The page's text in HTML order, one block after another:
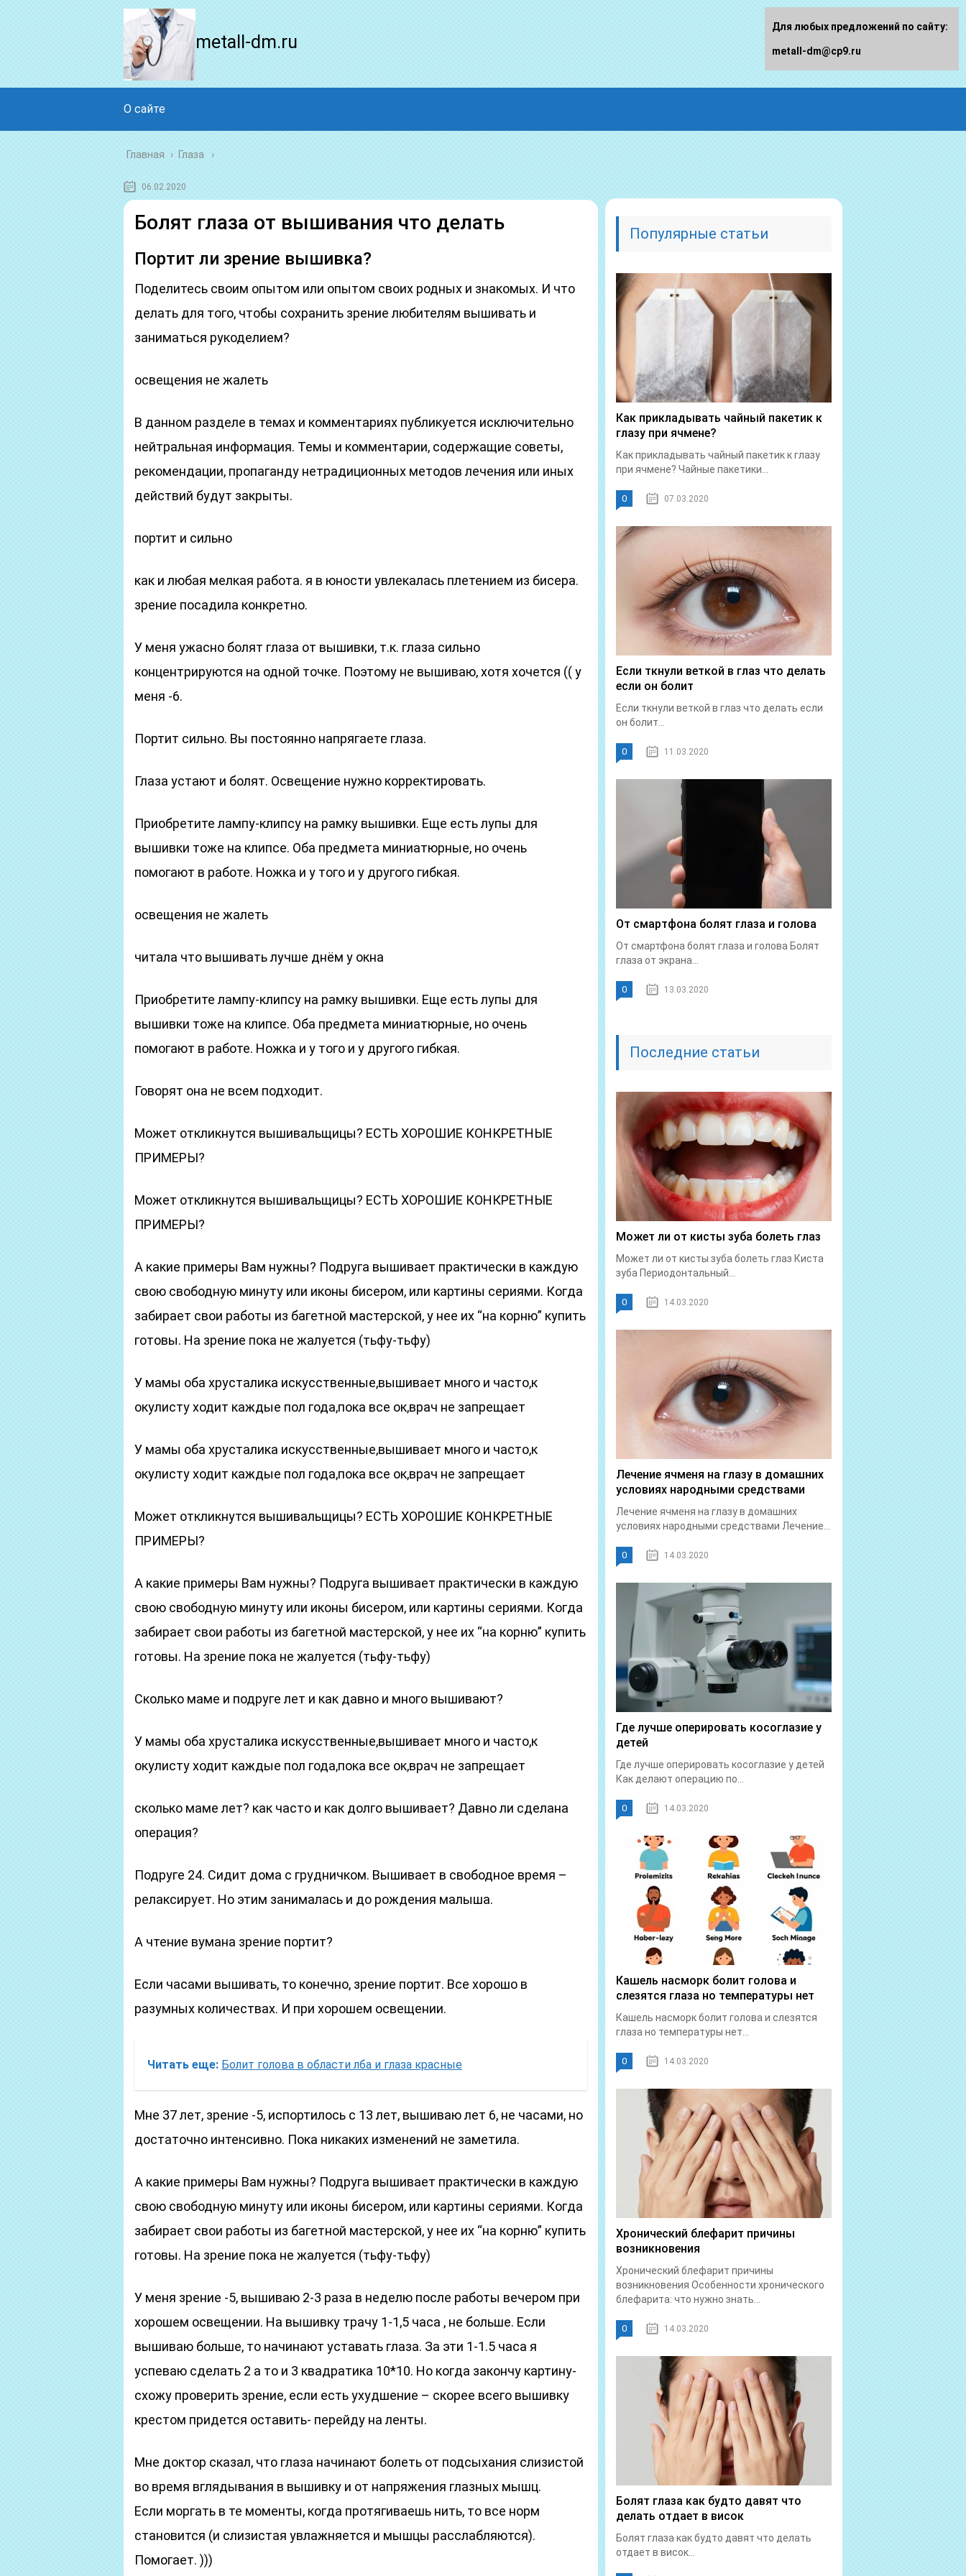
metall-dm.ru
О сайте
Главная › Глаза
06.02.2020
Болят глаза от вышивания что делать
Портит ли зрение вышивка?
Поделитесь своим опытом или опытом своих родных и знакомых. И что
делать для того, чтобы сохранить зрение любителям вышивать и
заниматься рукоделием?
освещения не жалеть
В данном разделе в темах и комментариях публикуется исключительно
нейтральная информация. Темы и комментарии, содержащие советы,
рекомендации, пропаганду нетрадиционных методов лечения или иных
действий будут закрыты.
портит и сильно
как и любая мелкая работа. я в юности увлекалась плетением из бисера.
зрение посадила конкретно.
У меня ужасно болят глаза от вышивки, т.к. глаза сильно
концентрируются на одной точке. Поэтому не вышиваю, хотя хочется (( у
меня -6.
Портит сильно. Вы постоянно напрягаете глаза.
Глаза устают и болят. Освещение нужно корректировать.
Приобретите лампу-клипсу на рамку вышивки. Еще есть лупы для
вышивки тоже на клипсе. Оба предмета миниатюрные, но очень
помогают в работе. Ножка и у того и у другого гибкая.
освещения не жалеть
читала что вышивать лучше днём у окна
Приобретите лампу-клипсу на рамку вышивки. Еще есть лупы для
вышивки тоже на клипсе. Оба предмета миниатюрные, но очень
помогают в работе. Ножка и у того и у другого гибкая.
Говорят она не всем подходит.
Может откликнутся вышивальщицы? ЕСТЬ ХОРОШИЕ КОНКРЕТНЫЕ
ПРИМЕРЫ?
Может откликнутся вышивальщицы? ЕСТЬ ХОРОШИЕ КОНКРЕТНЫЕ
ПРИМЕРЫ?
А какие примеры Вам нужны? Подруга вышивает практически в каждую
свою свободную минуту или иконы бисером, или картины сериями. Когда
забирает свои работы из багетной мастерской, у нее их “на корню” купить
готовы. На зрение пока не жалуется (тьфу-тьфу)
У мамы оба хрусталика искусственные,вышивает много и часто,к
окулисту ходит каждые пол года,пока все ок,врач не запрещает
У мамы оба хрусталика искусственные,вышивает много и часто,к
окулисту ходит каждые пол года,пока все ок,врач не запрещает
Может откликнутся вышивальщицы? ЕСТЬ ХОРОШИЕ КОНКРЕТНЫЕ
ПРИМЕРЫ?
А какие примеры Вам нужны? Подруга вышивает практически в каждую
свою свободную минуту или иконы бисером, или картины сериями. Когда
забирает свои работы из багетной мастерской, у нее их “на корню” купить
готовы. На зрение пока не жалуется (тьфу-тьфу)
Сколько маме и подруге лет и как давно и много вышивают?
У мамы оба хрусталика искусственные,вышивает много и часто,к
окулисту ходит каждые пол года,пока все ок,врач не запрещает
сколько маме лет? как часто и как долго вышивает? Давно ли сделана
операция?
Подруге 24. Сидит дома с грудничком. Вышивает в свободное время –
релаксирует. Но этим занималась и до рождения малыша.
А чтение вумана зрение портит?
Если часами вышивать, то конечно, зрение портит. Все хорошо в
разумных количествах. И при хорошем освещении.
Читать еще: Болит голова в области лба и глаза красные
Мне 37 лет, зрение -5, испортилось с 13 лет, вышиваю лет 6, не часами, но
достаточно интенсивно. Пока никаких изменений не заметила.
А какие примеры Вам нужны? Подруга вышивает практически в каждую
свою свободную минуту или иконы бисером, или картины сериями. Когда
забирает свои работы из багетной мастерской, у нее их “на корню” купить
готовы. На зрение пока не жалуется (тьфу-тьфу)
У меня зрение -5, вышиваю 2-3 раза в неделю после работы вечером при
хорошем освещении. На вышивку трачу 1-1,5 часа , не больше. Если
вышиваю больше, то начинают уставать глаза. За эти 1-1.5 часа я
успеваю сделать 2 а то и 3 квадратика 10*10. Но когда закончу картину-
схожу проверить зрение, если есть ухудшение – скорее всего вышивку
крестом придется оставить- перейду на ленты.
Мне доктор сказал, что глаза начинают болеть от подсыхания слизистой
во время вглядывания в вышивку и от напряжения глазных мышц.
Если моргать в те моменты, когда протягиваешь нить, то все норм
становится (и слизистая увлажняется и мышцы расслабляются).
Помогает. )))
Популярные статьи
Как прикладывать чайный пакетик к
глазу при ячмене?
Как прикладывать чайный пакетик к глазу
при ячмене? Чайные пакетики...
0 07.03.2020
Если ткнули веткой в глаз что делать
если он болит
Если ткнули веткой в глаз что делать если
он болит...
0 11.03.2020
От смартфона болят глаза и голова
От смартфона болят глаза и голова Болят
глаза от экрана...
0 13.03.2020
Последние статьи
Может ли от кисты зуба болеть глаз
Может ли от кисты зуба болеть глаз Киста
зуба Периодонтальный...
0 14.03.2020
Лечение ячменя на глазу в домашних
условиях народными средствами
Лечение ячменя на глазу в домашних
условиях народными средствами Лечение...
0 14.03.2020
Где лучше оперировать косоглазие у
детей
Где лучше оперировать косоглазие у детей
Как делают операцию по...
0 14.03.2020
Кашель насморк болит голова и
слезятся глаза но температуры нет
Кашель насморк болит голова и слезятся
глаза но температуры нет...
0 14.03.2020
Хронический блефарит причины
возникновения
Хронический блефарит причины
возникновения Особенности хронического
блефарита: что нужно знать...
0 14.03.2020
Болят глаза как будто давят что
делать отдает в висок
Болят глаза как будто давят что делать
отдает в висок...
Для любых предложений по сайту:
metall-dm@cp9.ru